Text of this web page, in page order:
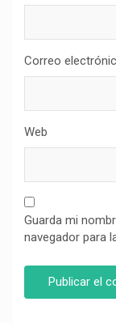
Correo
Web
Guarda mi
navegador para